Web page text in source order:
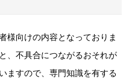
様向けの内容となっておりま
、不具合につながるおそれが
ますので、専門知識を有する